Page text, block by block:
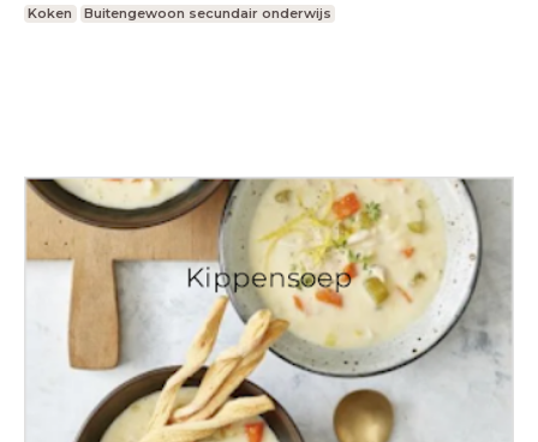
Koken Buitengewoon secundair onderwijs